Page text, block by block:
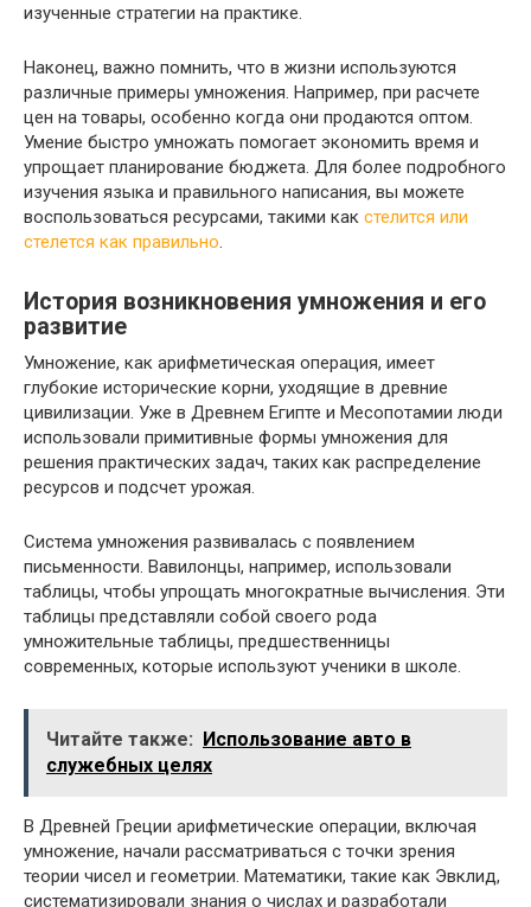
изученные стратегии на практике.
Наконец, важно помнить, что в жизни используются
различные примеры умножения. Например, при расчете
цен на товары, особенно когда они продаются оптом.
Умение быстро умножать помогает экономить время и
упрощает планирование бюджета. Для более подробного
изучения языка и правильного написания, вы можете
воспользоваться ресурсами, такими как стелится или
стелется как правильно
История возникновения умножения и его
развитие
Умножение, как арифметическая операция, имеет
глубокие исторические корни, уходящие в древние
цивилизации. Уже в Древнем Египте и Месопотамии люди
использовали примитивные формы умножения для
решения практических задач, таких как распределение
ресурсов и подсчет урожая.
Система умножения развивалась с появлением
письменности. Вавилонцы, например, использовали
таблицы, чтобы упрощать многократные вычисления. Эти
таблицы представляли собой своего рода
умножительные таблицы, предшественницы
современных, которые используют ученики в школе.
Читайте также: Использование авто в
служебных целях
В Древней Греции арифметические операции, включая
умножение, начали рассматриваться с точки зрения
теории чисел и геометрии. Математики, такие как Эвклид,
систематизировали знания о числах и разработали